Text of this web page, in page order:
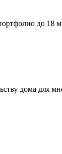
до 18
дома для